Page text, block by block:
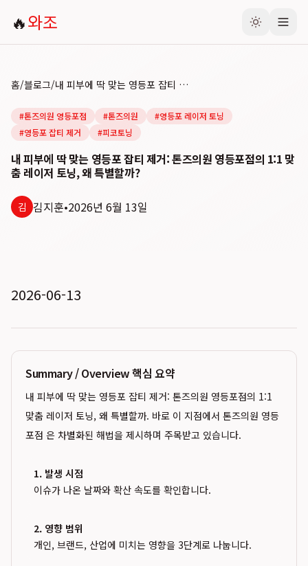
🔥와조
홈/블로그/ 내 피부에 딱 맞는 영등포 잡티 제거: 톤즈의원 영등포점의 1:1 맞춤 레이저 토닝, 왜 특별할까?
#톤즈의원 영등포점 #톤즈의원 #영등포 레이저 토닝
#영등포 잡티 제거 #피코토닝
내 피부에 딱 맞는 영등포 잡티 제거: 톤즈의원 영등포점의 1:1 맞
춤 레이저 토닝, 왜 특별할까?
김 김지훈•2026년 6월 13일
2026-06-13
Summary / Overview 핵심 요약
내 피부에 딱 맞는 영등포 잡티 제거: 톤즈의원 영등포점의 1:1
맞춤 레이저 토닝, 왜 특별할까. 바로 이 지점에서 톤즈의원 영등
포점 은 차별화된 해법을 제시하며 주목받고 있습니다.
1. 발생 시점
이슈가 나온 날짜와 확산 속도를 확인합니다.
2. 영향 범위
개인, 브랜드, 산업에 미치는 영향을 3단계로 나눕니다.